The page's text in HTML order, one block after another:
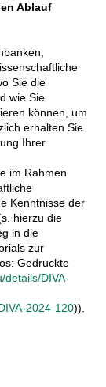
Ablauf
Sie die
wie Sie
können, um
erhalten Sie
Ihrer
im Rahmen
Kenntnisse der
hierzu die
in die
zur
Gedruckte
details/DIVA-
2024-120)).